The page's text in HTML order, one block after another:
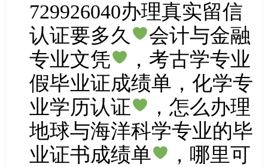
729926040办理真实留信
认证要多久
会计与金融
专业文凭
，考古学专业
假毕业证成绩单，化学专
业学历认证
，怎么办理
地球与海洋科学专业的毕
业证书成绩单
，哪里可